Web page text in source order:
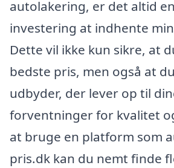
autolakering, er det altid
investering at indhente
Dette vil ikke kun sikre, at
bedste pris, men også at
udbyder, der lever op til
forventninger for kvalitet
at bruge en platform som
pris.dk kan du nemt finde